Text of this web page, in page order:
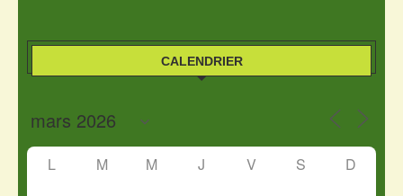
CALENDRIER
L M M J V S D